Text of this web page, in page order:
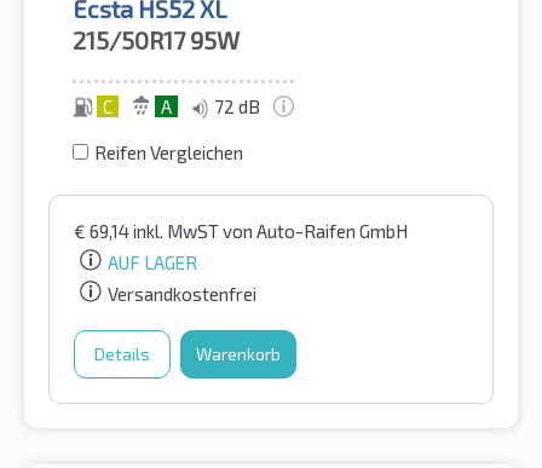
Ecsta HS52 XL
215/50R17 95W
C A 72 dB
Reifen Vergleichen
€ 69,14inkl. MwSTvon Auto-Raifen GmbH
AUF LAGER
Versandkostenfrei
Details Warenkorb